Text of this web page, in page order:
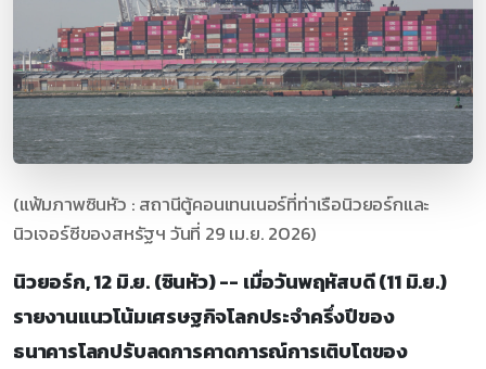
(แฟ้มภาพซินหัว : สถานีตู้คอนเทนเนอร์ที่ท่าเรือนิวยอร์กและ
นิวเจอร์ซีของสหรัฐฯ วันที่ 29 เม.ย. 2026)
นิวยอร์ก, 12 มิ.ย. (ซินหัว) -- เมื่อวันพฤหัสบดี (11 มิ.ย.)
รายงานแนวโน้มเศรษฐกิจโลกประจำครึ่งปีของ
ธนาคารโลกปรับลดการคาดการณ์การเติบโตของ